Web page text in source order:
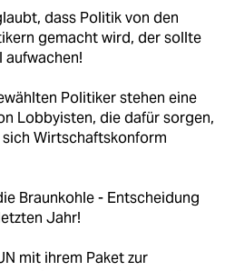
dass Politik von den
gemacht wird, der sollte
aufwachen!
Politiker stehen eine
Lobbyisten, die dafür sorgen,
Wirtschaftskonform
Braunkohle - Entscheidung
Jahr!
mit ihrem Paket zur